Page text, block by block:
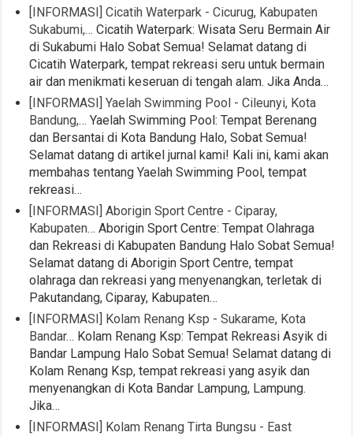
[INFORMASI] Cicatih Waterpark - Cicurug, Kabupaten
Sukabumi,… Cicatih Waterpark: Wisata Seru Bermain Air
di Sukabumi Halo Sobat Semua! Selamat datang di
Cicatih Waterpark, tempat rekreasi seru untuk bermain
air dan menikmati keseruan di tengah alam. Jika Anda…
[INFORMASI] Yaelah Swimming Pool - Cileunyi, Kota
Bandung,… Yaelah Swimming Pool: Tempat Berenang
dan Bersantai di Kota Bandung Halo, Sobat Semua!
Selamat datang di artikel jurnal kami! Kali ini, kami akan
membahas tentang Yaelah Swimming Pool, tempat
rekreasi…
[INFORMASI] Aborigin Sport Centre - Ciparay,
Kabupaten… Aborigin Sport Centre: Tempat Olahraga
dan Rekreasi di Kabupaten Bandung Halo Sobat Semua!
Selamat datang di Aborigin Sport Centre, tempat
olahraga dan rekreasi yang menyenangkan, terletak di
Pakutandang, Ciparay, Kabupaten…
[INFORMASI] Kolam Renang Ksp - Sukarame, Kota
Bandar… Kolam Renang Ksp: Tempat Rekreasi Asyik di
Bandar Lampung Halo Sobat Semua! Selamat datang di
Kolam Renang Ksp, tempat rekreasi yang asyik dan
menyenangkan di Kota Bandar Lampung, Lampung.
Jika…
[INFORMASI] Kolam Renang Tirta Bungsu - East